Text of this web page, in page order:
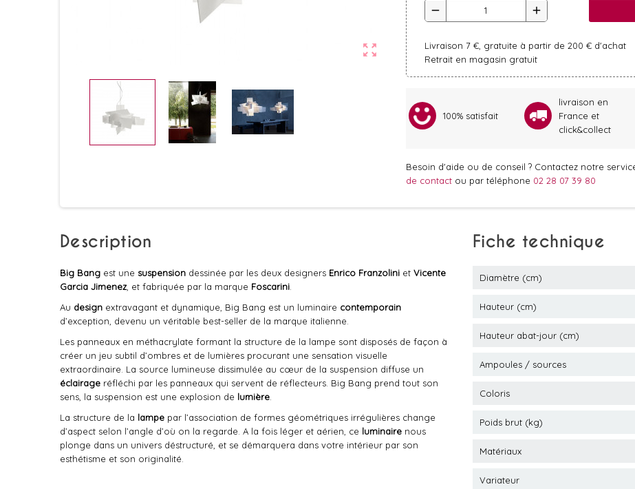
zoom_out_map
remove add
Livraison 7 €, gratuite à partir de 200 € d'achat
Retrait en magasin gratuit
100% satisfait
livraison en
France et
click&collect
Besoin d'aide ou de conseil ? Contactez notre
de contact ou par téléphone 02 28 07 39 80
Description
Big Bang est une suspension dessinée par les deux designers Enrico Franzolini et Vicente
Garcia Jimenez , et fabriquée par la marque Foscarini
Au design extravagant et dynamique, Big Bang est un luminaire contemporain
d’exception, devenu un véritable best-seller de la marque italienne.
Les panneaux en méthacrylate formant la structure de la lampe sont disposés de façon à
créer un jeu subtil d’ombres et de lumières procurant une sensation visuelle
extraordinaire. La source lumineuse dissimulée au cœur de la suspension diffuse un
éclairage réfléchi par les panneaux qui servent de réflecteurs. Big Bang prend tout son
sens, la suspension est une explosion de lumière
La structure de la lampe par l’association de formes géométriques irrégulières change
d’aspect selon l’angle d’où on la regarde. A la fois léger et aérien, ce luminaire nous
plonge dans un univers déstructuré, et se démarquera dans votre intérieur par son
esthétisme et son originalité.
Fiche technique
Diamètre (cm)
Hauteur (cm)
Hauteur abat-jour (cm)
Ampoules / sources
Coloris
Poids brut (kg)
Matériaux
Variateur